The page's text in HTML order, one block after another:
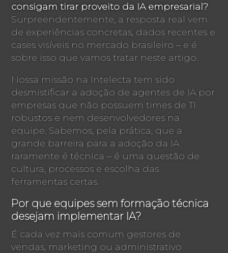
consigam tirar proveito da IA empresarial?
Surpreendentemente, a resposta real vem
de experiências concretas, dados recentes e
cases visíveis no mercado brasileiro – e é
sobre isso que vamos tratar neste artigo.
Nossa missão na Intelecta tem sido
desmistificar a adoção de agentes de IA por
empresas que não possuem times de TI
robustos e nem desenvolvedores na
equipe. Sabemos, pela prática, que a
grande barreira para a adoção da IA
raramente é técnica – é uma questão de
cultura, processos e escolha das
ferramentas certas.
Por que equipes sem formação técnica
desejam implementar IA?
É cada vez mais comum gestores de
vendas, marketing ou administrativo